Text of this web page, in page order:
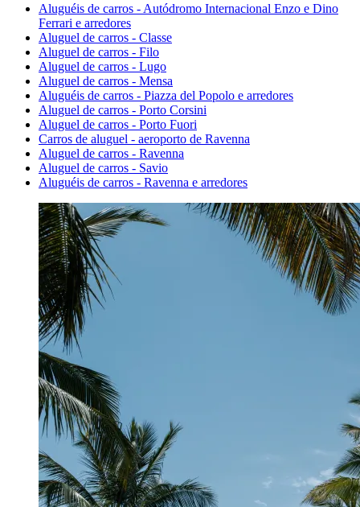
Aluguéis de carros - Autódromo Internacional Enzo e Dino
Ferrari e arredores
Aluguel de carros - Classe
Aluguel de carros - Filo
Aluguel de carros - Lugo
Aluguel de carros - Mensa
Aluguéis de carros - Piazza del Popolo e arredores
Aluguel de carros - Porto Corsini
Aluguel de carros - Porto Fuori
Carros de aluguel - aeroporto de Ravenna
Aluguel de carros - Ravenna
Aluguel de carros - Savio
Aluguéis de carros - Ravenna e arredores